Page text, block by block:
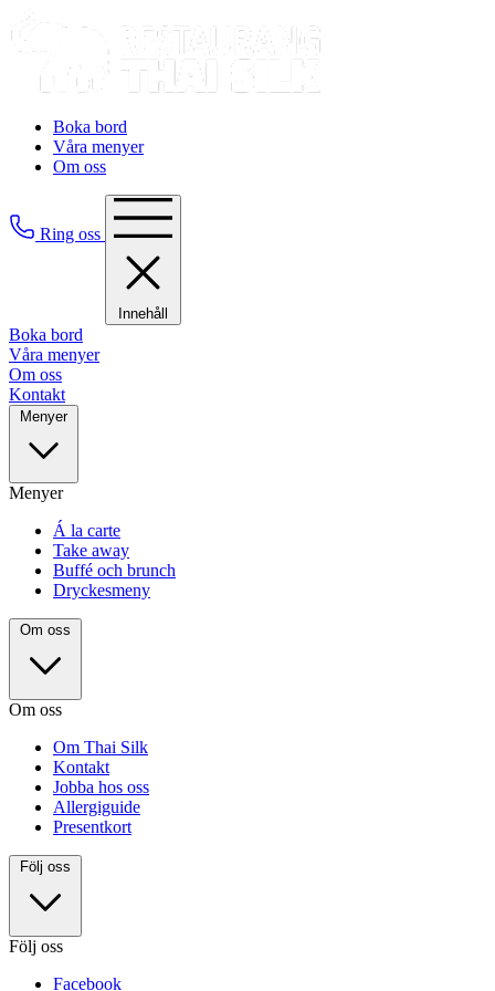
Boka bord
Våra menyer
Om oss
Ring oss
Innehåll
Boka bord
Våra menyer
Om oss
Kontakt
Menyer
Menyer
Á la carte
Take away
Buffé och brunch
Dryckesmeny
Om oss
Om oss
Om Thai Silk
Kontakt
Jobba hos oss
Allergiguide
Presentkort
Följ oss
Följ oss
Facebook